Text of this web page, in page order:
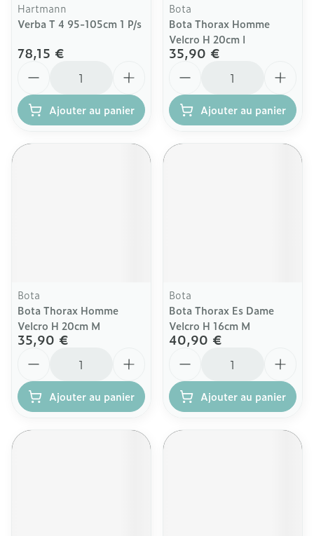
Hartmann
Verba T 4 95-105cm 1 P/s
78,15 €
Ajouter au panier
Bota
Bota Thorax Homme
Velcro H 20cm l
35,90 €
Ajouter au panier
Bota
Bota Thorax Homme
Velcro H 20cm M
35,90 €
Ajouter au panier
Bota
Bota Thorax Es Dame
Velcro H 16cm M
40,90 €
Ajouter au panier